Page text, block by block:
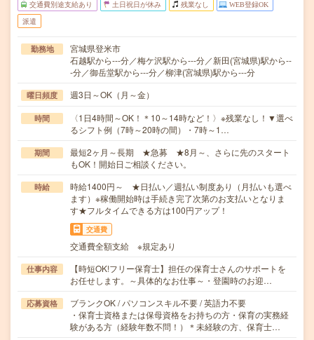
交通費別途支給あり 土日祝日が休み 残業なし WEB登録OK
派遣
勤務地
宮城県登米市
石越駅から---分／梅ケ沢駅から---分／新田(宮城県)駅から--
-分／御岳堂駅から---分／柳津(宮城県)駅から---分
曜日頻度 週3日～OK（月～金）
時間
〈1日4時間～OK！＊10～14時など！〉※残業なし！▼選べ
るシフト例（7時～20時の間）・7時～1…
期間
最短2ヶ月～長期 ★急募 ★8月～、さらに先のスタート
もOK！開始日ご相談ください。
時給
時給1400円～ ★日払い／週払い制度あり（月払いも選べ
ます）※稼働開始時は手続き完了次第のお支払いとなりま
す★フルタイムできる方は100円アップ！
交通費
交通費全額支給 ※規定あり
仕事内容
【時短OK!フリー保育士】担任の保育士さんのサポートを
お任せします。～具体的なお仕事～・登園時のお迎…
応募資格
ブランクOK / パソコンスキル不要 / 英語力不要
・保育士資格または保母資格をお持ちの方・保育の実務経
験がある方（経験年数不問！）＊未経験の方、保育士…